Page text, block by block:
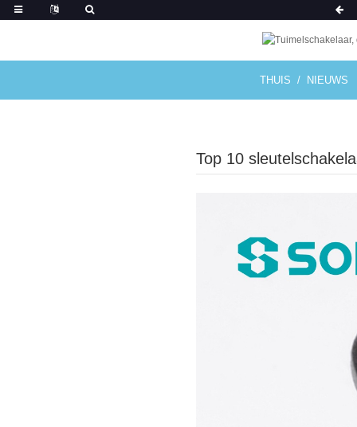
THUIS NIEUWS
Top 10